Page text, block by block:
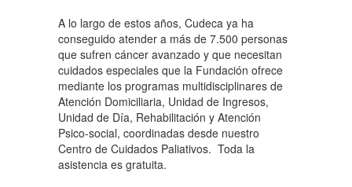
A lo largo de estos años, Cudeca ya ha
conseguido atender a más de 7.500 personas
que sufren cáncer avanzado y que necesitan
cuidados especiales que la Fundación ofrece
mediante los programas multidisciplinares de
Atención Domiciliaria, Unidad de Ingresos,
Unidad de Día, Rehabilitación y Atención
Psico-social, coordinadas desde nuestro
Centro de Cuidados Paliativos. Toda la
asistencia es gratuita.